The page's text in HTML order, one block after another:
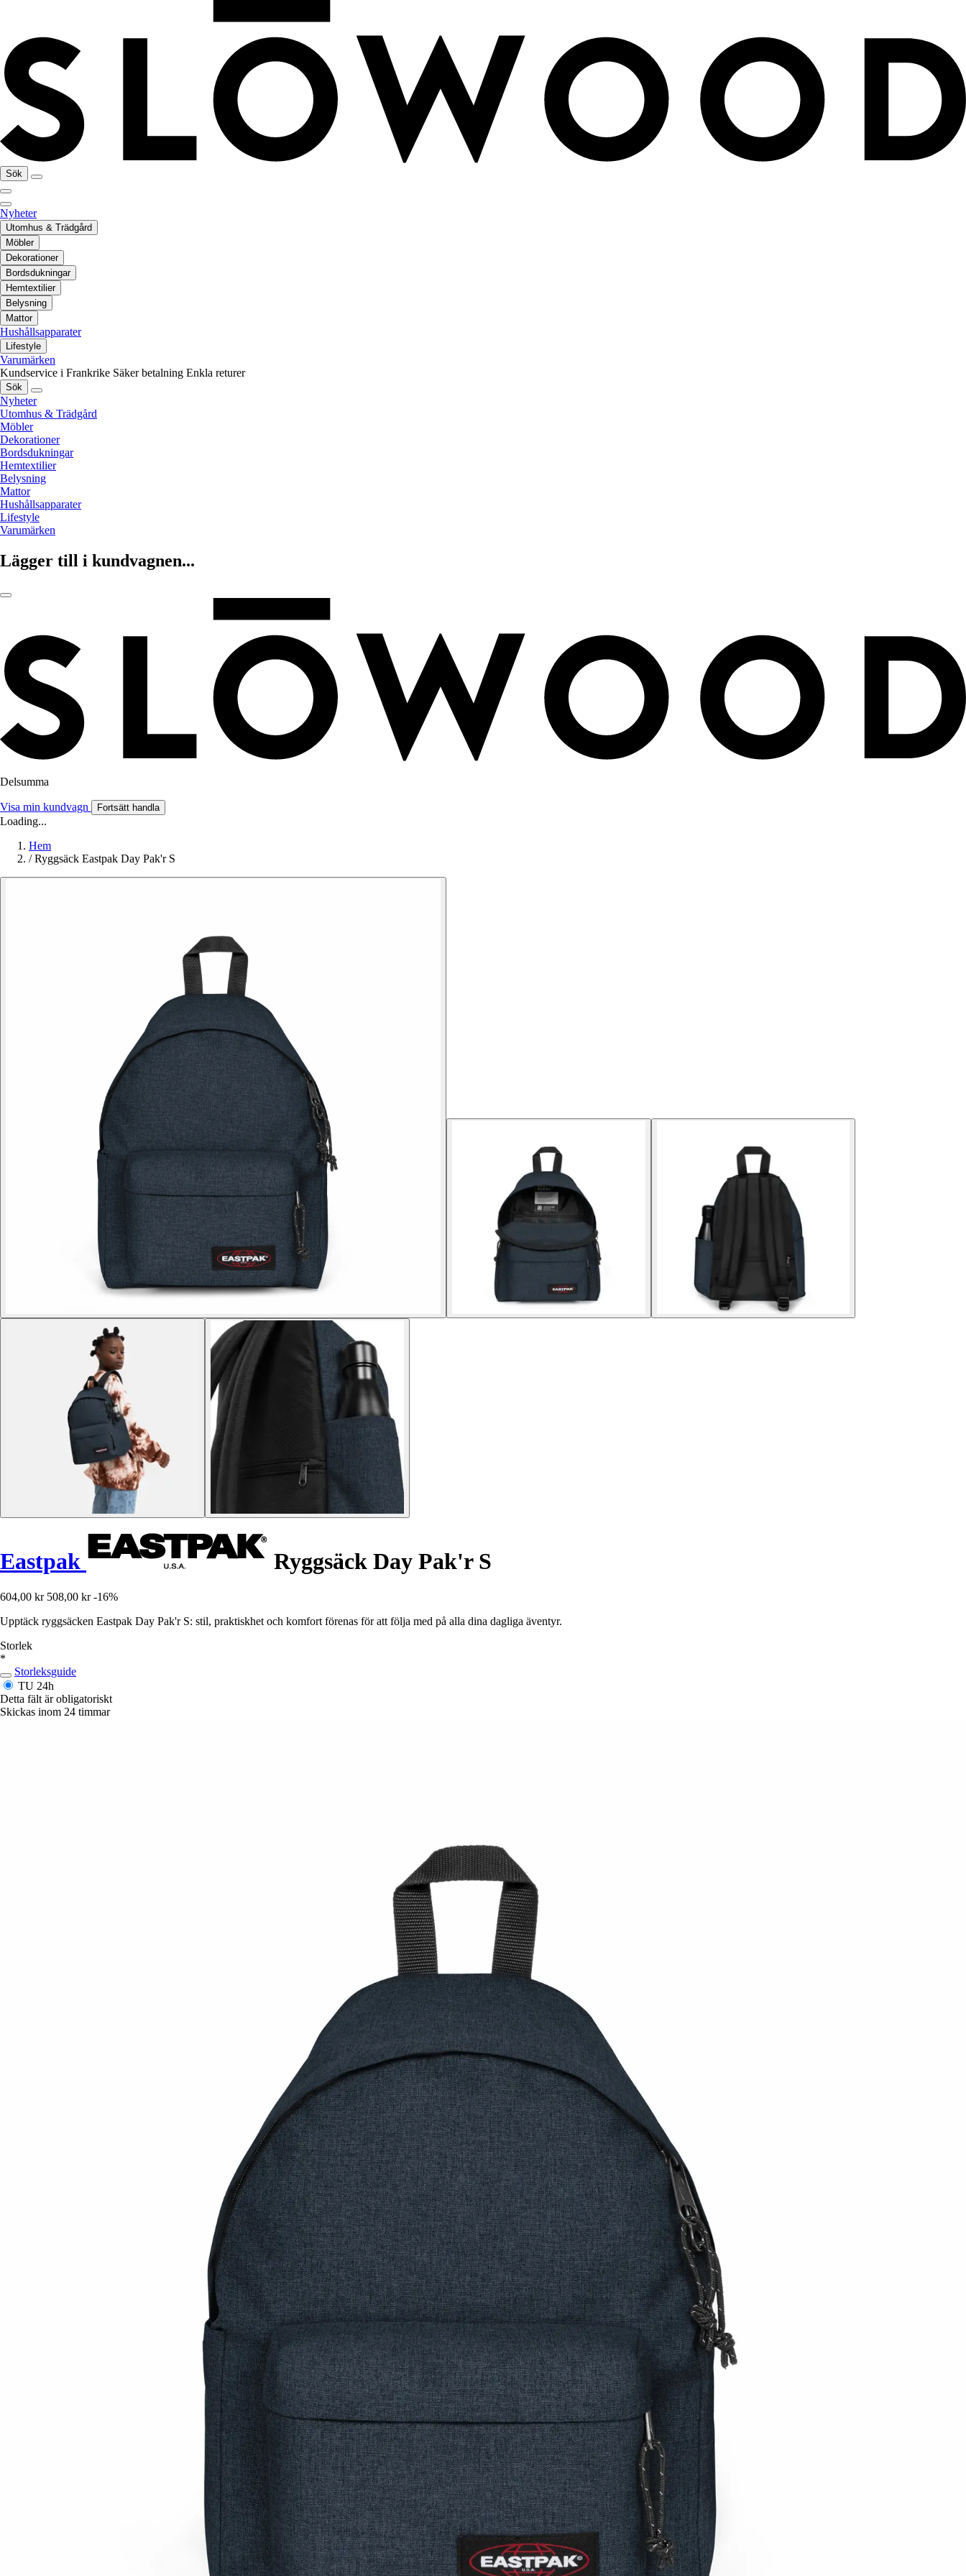
Sök
Nyheter
Utomhus & Trädgård
Möbler
Dekorationer
Bordsdukningar
Hemtextilier
Belysning
Mattor
Hushållsapparater
Lifestyle
Varumärken
Kundservice i Frankrike Säker betalning Enkla returer
Sök
Nyheter
Utomhus & Trädgård
Möbler
Dekorationer
Bordsdukningar
Hemtextilier
Belysning
Mattor
Hushållsapparater
Lifestyle
Varumärken
Lägger till i kundvagnen...
Delsumma
Visa min kundvagn Fortsätt handla
Loading...
Hem
/ Ryggsäck Eastpak Day Pak'r S
Eastpak Ryggsäck Day Pak'r S
604,00 kr 508,00 kr -16%
Upptäck ryggsäcken Eastpak Day Pak'r S: stil, praktiskhet och komfort förenas för att följa med på alla dina dagliga äventyr.
Storlek
*
Storleksguide
TU 24h
Detta fält är obligatoriskt
Skickas inom 24 timmar